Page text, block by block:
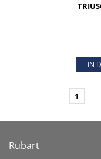
IN
1
Rubart